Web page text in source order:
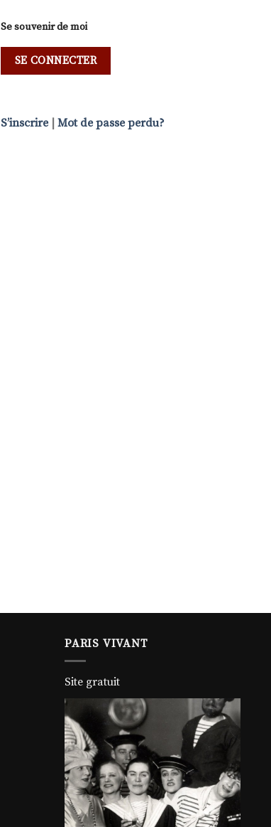
Se souvenir de moi
S’inscrire Mot de passe perdu?
PARIS VIVANT
Site gratuit